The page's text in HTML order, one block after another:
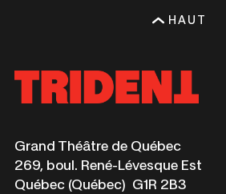
HAUT
Grand Théâtre de QuébecCe
lien
s'ouvrira
269, boul. René-Lévesque Est
Québec (Québec) G1R 2B3